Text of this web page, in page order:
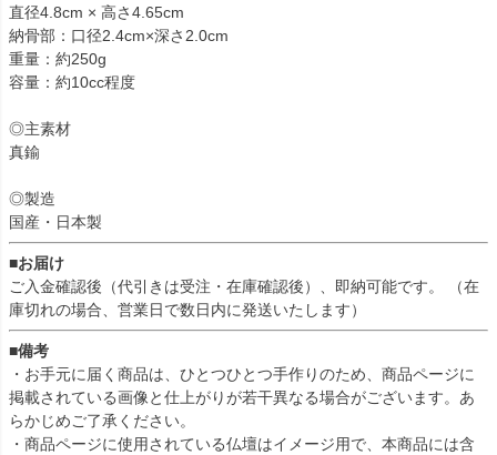
直径4.8cm × 高さ4.65cm
納骨部：口径2.4cm×深さ2.0cm
重量：約250g
容量：約10cc程度
◎主素材
真鍮
◎製造
国産・日本製
■お届け
ご入金確認後（代引きは受注・在庫確認後）、即納可能です。 （在
庫切れの場合、営業日で数日内に発送いたします）
■備考
・お手元に届く商品は、ひとつひとつ手作りのため、商品ページに
掲載されている画像と仕上がりが若干異なる場合がございます。あ
らかじめご了承ください。
・商品ページに使用されている仏壇はイメージ用で、本商品には含